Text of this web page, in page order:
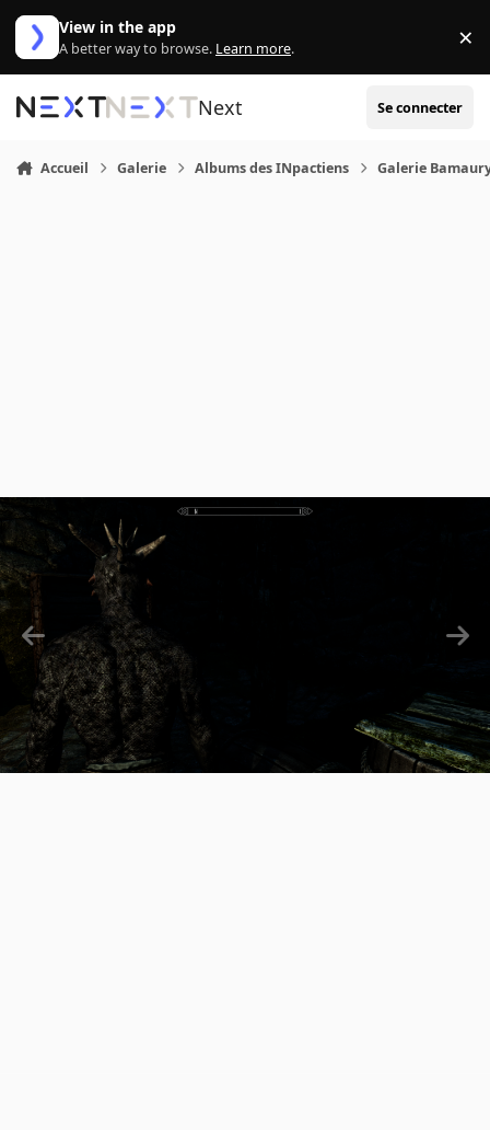
Aller au contenu
View in the app
A better way to browse. Learn more. ×
Next Se connecter
Accueil Galerie Albums des INpactiens Galerie